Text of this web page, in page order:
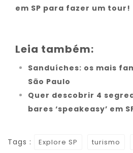
em SP para fazer um tour!
Leia também:
Sanduíches: os mais
São Paulo
Quer descobrir 4
bares ‘speakeasy’ em
Tags : Explore SP turismo